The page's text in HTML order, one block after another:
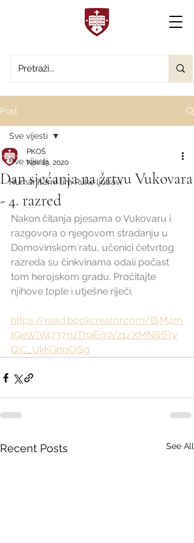
Post
Sve vijesti
Humanitarni tim Ruke ljubavi
Sve vijesti
Dan sjećanja na žrtvu Vukovara
- 4. razred
PKOŠ
Nov 19, 2020
Nakon čitanja pjesama o Vukovaru i
razgovora o njegovom stradanju u
Domovinskom ratu, učenici četvrtog
razreda su činkvinama odali počast
tom herojskom gradu. Pročitajte
njihove tople i utješne riječi.
https://read.bookcreator.com/BjM4m
tQeWlV4737pzTt9iErl9Vz1/XMNBfFry
QjC_UkKGppOiSg
Recent Posts See All